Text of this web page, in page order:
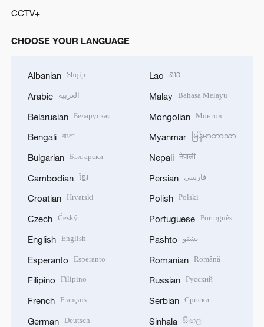
CCTV+
CHOOSE YOUR LANGUAGE
Albanian Shqip
Arabic العربية
Belarusian Беларуская
Bengali বাংলা
Bulgarian Български
Cambodian ខ្មែរ
Croatian Hrvatski
Czech Český
English English
Esperanto Esperanto
Filipino Filipino
French Français
German Deutsch
Lao ລາວ
Malay Bahasa Melayu
Mongolian Монгол
Myanmar မြန်မာဘာသာ
Nepali नेपाली
Persian فارسی
Polish Polski
Portuguese Português
Pashto پښتو
Romanian Română
Russian Русский
Serbian Српски
Sinhala සිංහල